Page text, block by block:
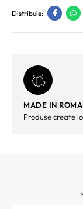
Distribuie:
MADE IN
Produse create